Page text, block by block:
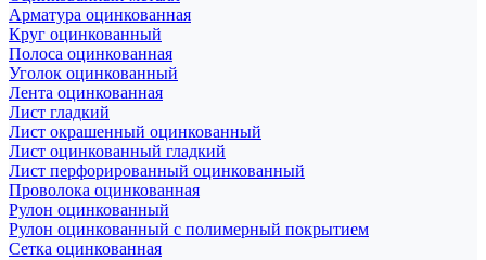
Арматура оцинкованная
Круг оцинкованный
Полоса оцинкованная
Уголок оцинкованный
Лента оцинкованная
Лист гладкий
Лист окрашенный оцинкованный
Лист оцинкованный гладкий
Лист перфорированный оцинкованный
Проволока оцинкованная
Рулон оцинкованный
Рулон оцинкованный с полимерный покрытием
Сетка оцинкованная